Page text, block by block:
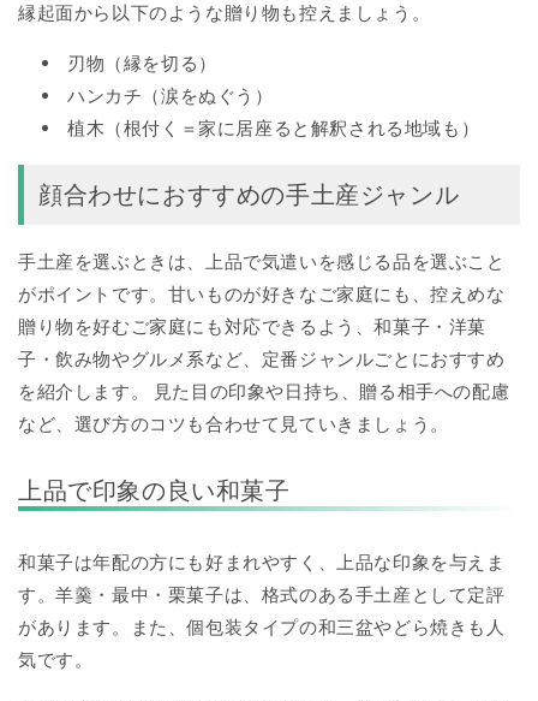
縁起面から以下のような贈り物も控えましょう。
刃物（縁を切る）
ハンカチ（涙をぬぐう）
植木（根付く＝家に居座ると解釈される地域も）
顔合わせにおすすめの手土産ジャンル
手土産を選ぶときは、上品で気遣いを感じる品を選ぶこと
がポイントです。甘いものが好きなご家庭にも、控えめな
贈り物を好むご家庭にも対応できるよう、和菓子・洋菓
子・飲み物やグルメ系など、定番ジャンルごとにおすすめ
を紹介します。 見た目の印象や日持ち、贈る相手への配慮
など、選び方のコツも合わせて見ていきましょう。
上品で印象の良い和菓子
和菓子は年配の方にも好まれやすく、上品な印象を与えま
す。羊羹・最中・栗菓子は、格式のある手土産として定評
があります。また、個包装タイプの和三盆やどら焼きも人
気です。